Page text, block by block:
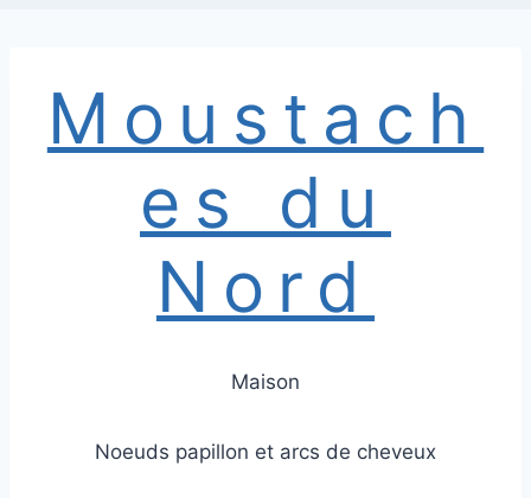
Moustach
es du
Nord
Maison
Noeuds papillon et arcs de cheveux